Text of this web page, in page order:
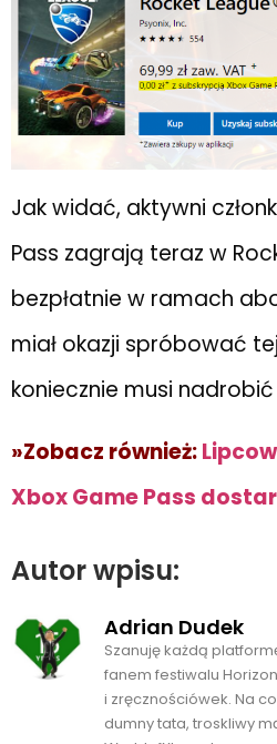
Jak widać, aktywni
Pass zagrają teraz w
bezpłatnie w ramach
miał okazji spróbować
koniecznie musi nadrobić
»Zobacz również:
Xbox Game Pass
Autor wpisu:
Adrian Dudek
Szanuję każdą
fanem festiwalu
i zręcznościówek. Na
dumny tata, troskliwy